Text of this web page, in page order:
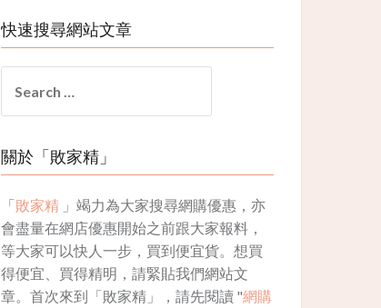
快速搜尋網站文章
for:
關於「敗家精」
「敗家精 」竭力為大家搜尋網購優惠，亦
會盡量在網店優惠開始之前跟大家報料，
等大家可以快人一步，買到便宜貨。想買
得便宜、買得精明，請緊貼我們網站文
章。首次來到「敗家精」，請先閱讀 "網購